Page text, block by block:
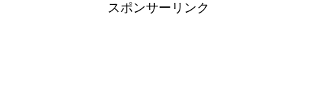
スポンサーリンク